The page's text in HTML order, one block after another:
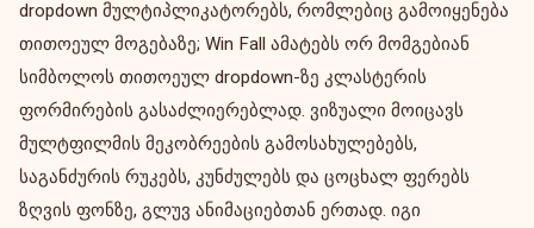
dropdown მულტიპლიკატორებს, რომლებიც გამოიყენება
თითოეულ მოგებაზე; Win Fall ამატებს ორ მომგებიან
სიმბოლოს თითოეულ dropdown-ზე კლასტერის
ფორმირების გასაძლიერებლად. ვიზუალი მოიცავს
მულტფილმის მეკობრეების გამოსახულებებს,
საგანძურის რუკებს, კუნძულებს და ცოცხალ ფერებს
ზღვის ფონზე, გლუვ ანიმაციებთან ერთად. იგი